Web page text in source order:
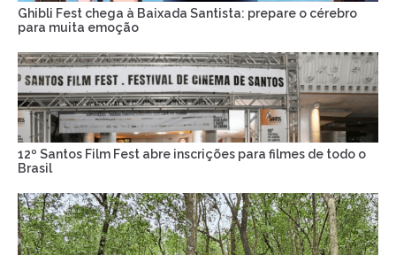
Ghibli Fest chega à Baixada Santista: prepare o cérebro
para muita emoção
12º Santos Film Fest abre inscrições para filmes de todo o
Brasil